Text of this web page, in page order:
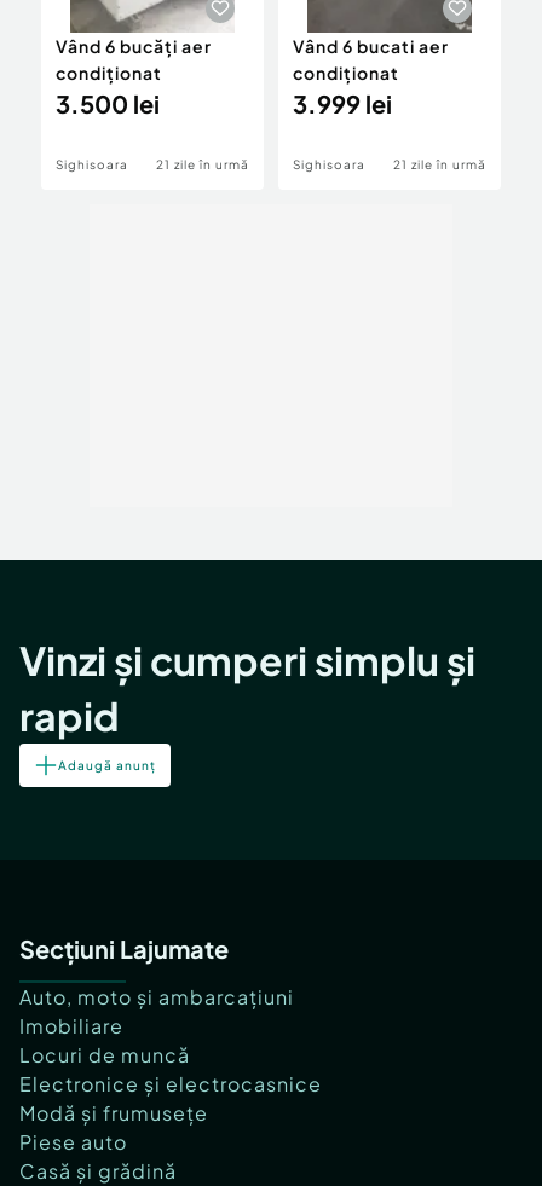
Vând 6 bucăți aer
condiționat
3.500 lei
Sighisoara 21 zile în urmă
Vând 6 bucati aer
condiționat
3.999 lei
Sighisoara 21 zile în urmă
Vinzi și cumperi simplu și
rapid
Adaugă anunț
Secțiuni Lajumate
Auto, moto și ambarcațiuni
Imobiliare
Locuri de muncă
Electronice și electrocasnice
Modă și frumusețe
Piese auto
Casă și grădină